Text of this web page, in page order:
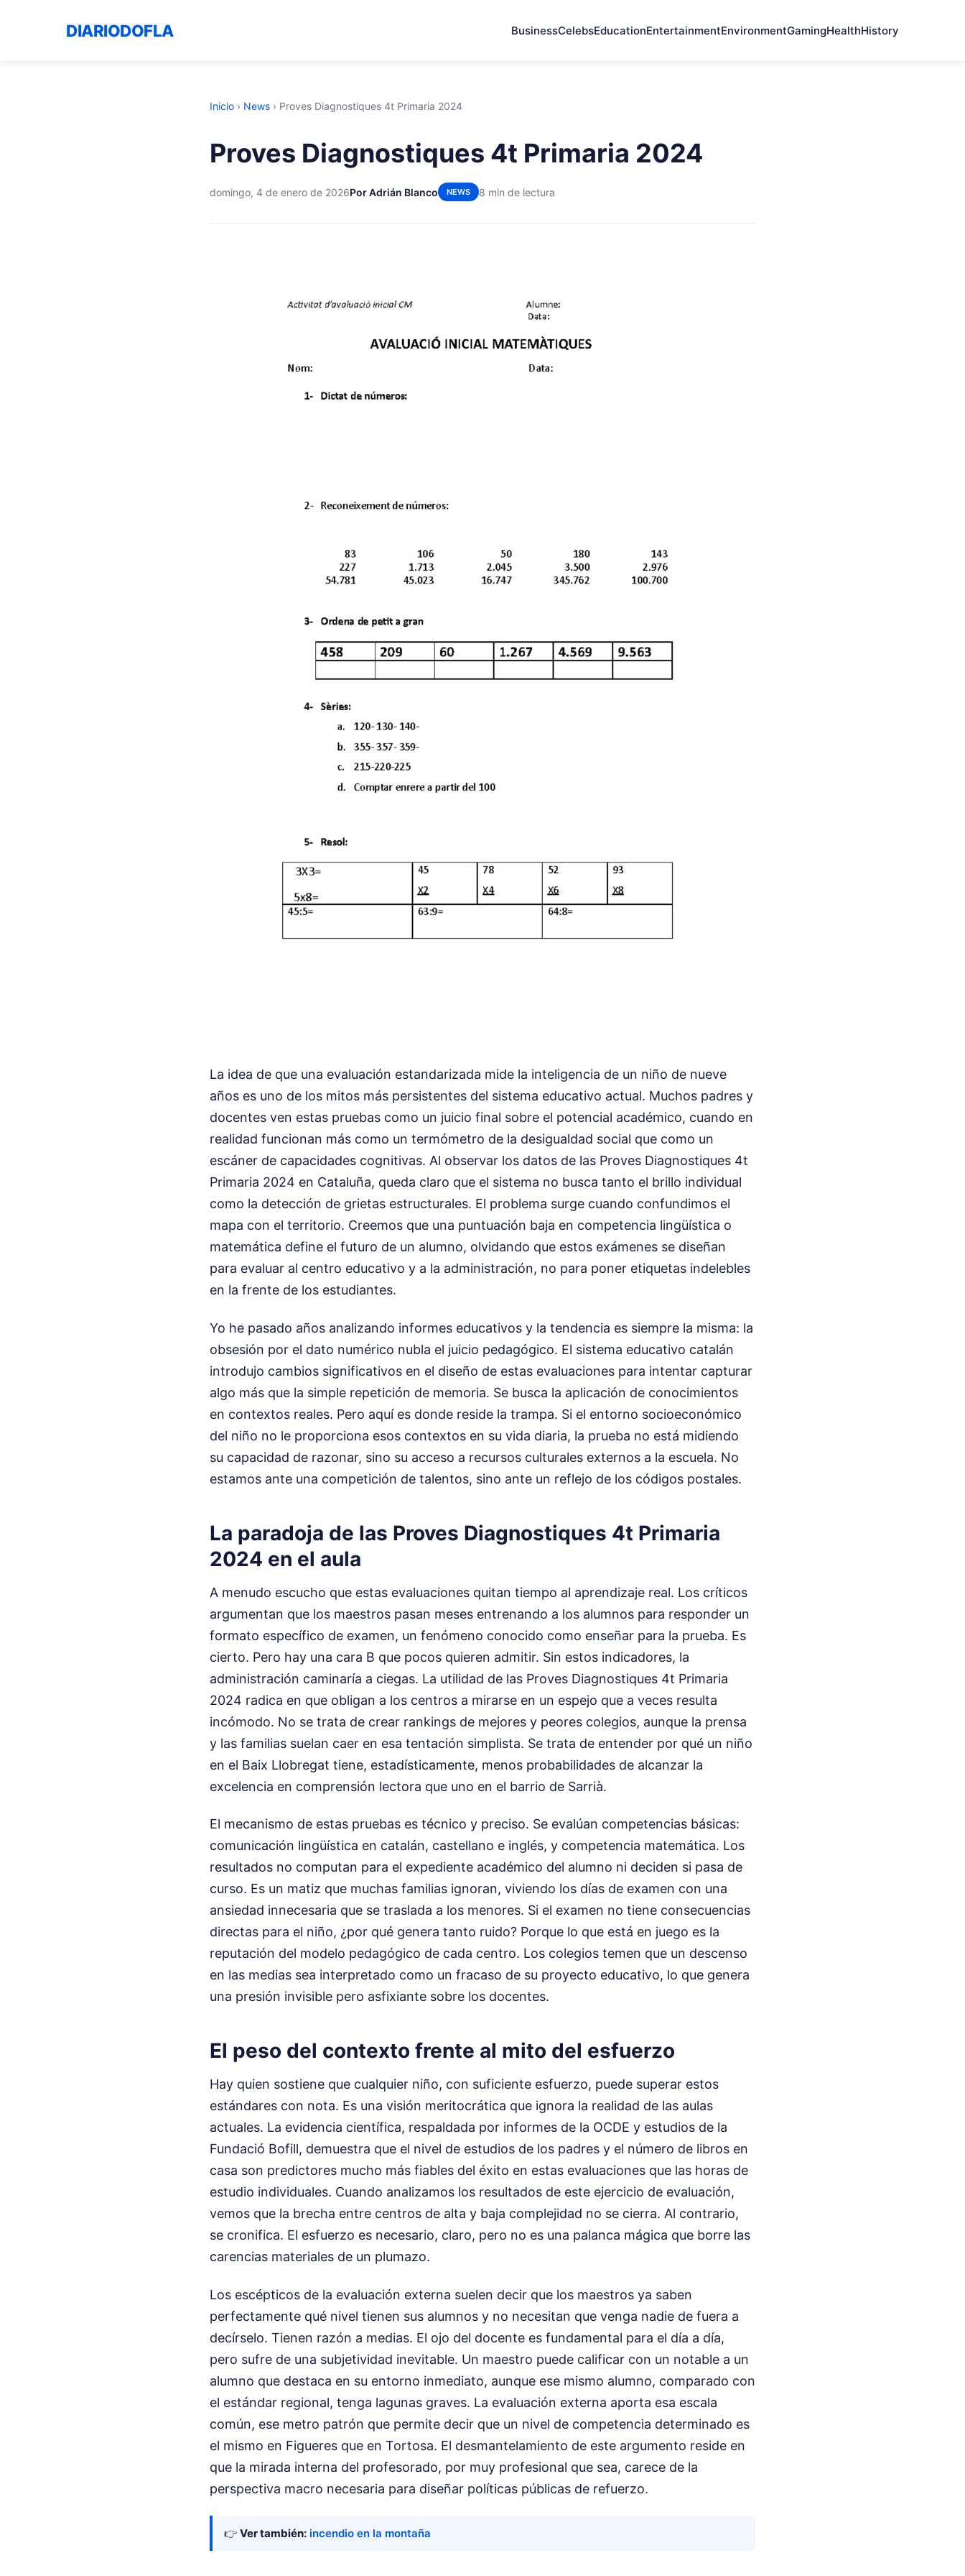
DIARIODOFLA BusinessCelebsEducationEntertainmentEnvironmentGamingHealthHistory
Inicio › News › Proves Diagnostiques 4t Primaria 2024
Proves Diagnostiques 4t Primaria 2024
domingo, 4 de enero de 2026Por Adrián Blanco NEWS 8 min de lectura
La idea de que una evaluación estandarizada mide la inteligencia de un niño de nueve
años es uno de los mitos más persistentes del sistema educativo actual. Muchos padres y
docentes ven estas pruebas como un juicio final sobre el potencial académico, cuando en
realidad funcionan más como un termómetro de la desigualdad social que como un
escáner de capacidades cognitivas. Al observar los datos de las Proves Diagnostiques 4t
Primaria 2024 en Cataluña, queda claro que el sistema no busca tanto el brillo individual
como la detección de grietas estructurales. El problema surge cuando confundimos el
mapa con el territorio. Creemos que una puntuación baja en competencia lingüística o
matemática define el futuro de un alumno, olvidando que estos exámenes se diseñan
para evaluar al centro educativo y a la administración, no para poner etiquetas indelebles
en la frente de los estudiantes.
Yo he pasado años analizando informes educativos y la tendencia es siempre la misma: la
obsesión por el dato numérico nubla el juicio pedagógico. El sistema educativo catalán
introdujo cambios significativos en el diseño de estas evaluaciones para intentar capturar
algo más que la simple repetición de memoria. Se busca la aplicación de conocimientos
en contextos reales. Pero aquí es donde reside la trampa. Si el entorno socioeconómico
del niño no le proporciona esos contextos en su vida diaria, la prueba no está midiendo
su capacidad de razonar, sino su acceso a recursos culturales externos a la escuela. No
estamos ante una competición de talentos, sino ante un reflejo de los códigos postales.
La paradoja de las Proves Diagnostiques 4t Primaria
2024 en el aula
A menudo escucho que estas evaluaciones quitan tiempo al aprendizaje real. Los críticos
argumentan que los maestros pasan meses entrenando a los alumnos para responder un
formato específico de examen, un fenómeno conocido como enseñar para la prueba. Es
cierto. Pero hay una cara B que pocos quieren admitir. Sin estos indicadores, la
administración caminaría a ciegas. La utilidad de las Proves Diagnostiques 4t Primaria
2024 radica en que obligan a los centros a mirarse en un espejo que a veces resulta
incómodo. No se trata de crear rankings de mejores y peores colegios, aunque la prensa
y las familias suelan caer en esa tentación simplista. Se trata de entender por qué un niño
en el Baix Llobregat tiene, estadísticamente, menos probabilidades de alcanzar la
excelencia en comprensión lectora que uno en el barrio de Sarrià.
El mecanismo de estas pruebas es técnico y preciso. Se evalúan competencias básicas:
comunicación lingüística en catalán, castellano e inglés, y competencia matemática. Los
resultados no computan para el expediente académico del alumno ni deciden si pasa de
curso. Es un matiz que muchas familias ignoran, viviendo los días de examen con una
ansiedad innecesaria que se traslada a los menores. Si el examen no tiene consecuencias
directas para el niño, ¿por qué genera tanto ruido? Porque lo que está en juego es la
reputación del modelo pedagógico de cada centro. Los colegios temen que un descenso
en las medias sea interpretado como un fracaso de su proyecto educativo, lo que genera
una presión invisible pero asfixiante sobre los docentes.
El peso del contexto frente al mito del esfuerzo
Hay quien sostiene que cualquier niño, con suficiente esfuerzo, puede superar estos
estándares con nota. Es una visión meritocrática que ignora la realidad de las aulas
actuales. La evidencia científica, respaldada por informes de la OCDE y estudios de la
Fundació Bofill, demuestra que el nivel de estudios de los padres y el número de libros en
casa son predictores mucho más fiables del éxito en estas evaluaciones que las horas de
estudio individuales. Cuando analizamos los resultados de este ejercicio de evaluación,
vemos que la brecha entre centros de alta y baja complejidad no se cierra. Al contrario,
se cronifica. El esfuerzo es necesario, claro, pero no es una palanca mágica que borre las
carencias materiales de un plumazo.
Los escépticos de la evaluación externa suelen decir que los maestros ya saben
perfectamente qué nivel tienen sus alumnos y no necesitan que venga nadie de fuera a
decírselo. Tienen razón a medias. El ojo del docente es fundamental para el día a día,
pero sufre de una subjetividad inevitable. Un maestro puede calificar con un notable a un
alumno que destaca en su entorno inmediato, aunque ese mismo alumno, comparado con
el estándar regional, tenga lagunas graves. La evaluación externa aporta esa escala
común, ese metro patrón que permite decir que un nivel de competencia determinado es
el mismo en Figueres que en Tortosa. El desmantelamiento de este argumento reside en
que la mirada interna del profesorado, por muy profesional que sea, carece de la
perspectiva macro necesaria para diseñar políticas públicas de refuerzo.
👉 Ver también: incendio en la montaña